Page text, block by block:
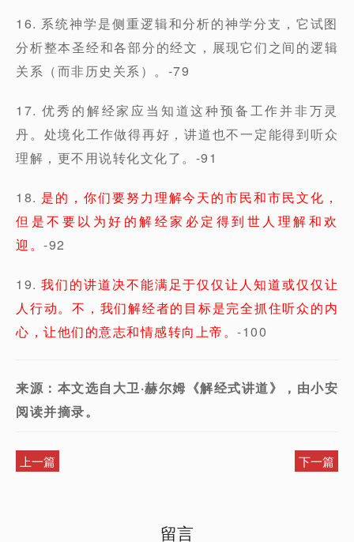
16. 系统神学是侧重逻辑和分析的神学分支，它试图
分析整本圣经和各部分的经文，展现它们之间的逻辑
关系（而非历史关系）。-79
17. 优秀的解经家应当知道这种预备工作并非万灵
丹。处境化工作做得再好，讲道也不一定能得到听众
理解，更不用说转化文化了。-91
18. 是的，你们要努力理解今天的市民和市民文化，
但是不要以为好的解经家必定得到世人理解和欢
迎。 -92
19.我们的讲道决不能满足于仅仅让人知道或仅仅让
人行动。不，我们解经者的目标是完全抓住听众的内
心，让他们的意志和情感转向上帝。 -100
来源：本文选自大卫·赫尔姆《解经式讲道》，由小安
阅读并摘录。
上一篇 下一篇
留言